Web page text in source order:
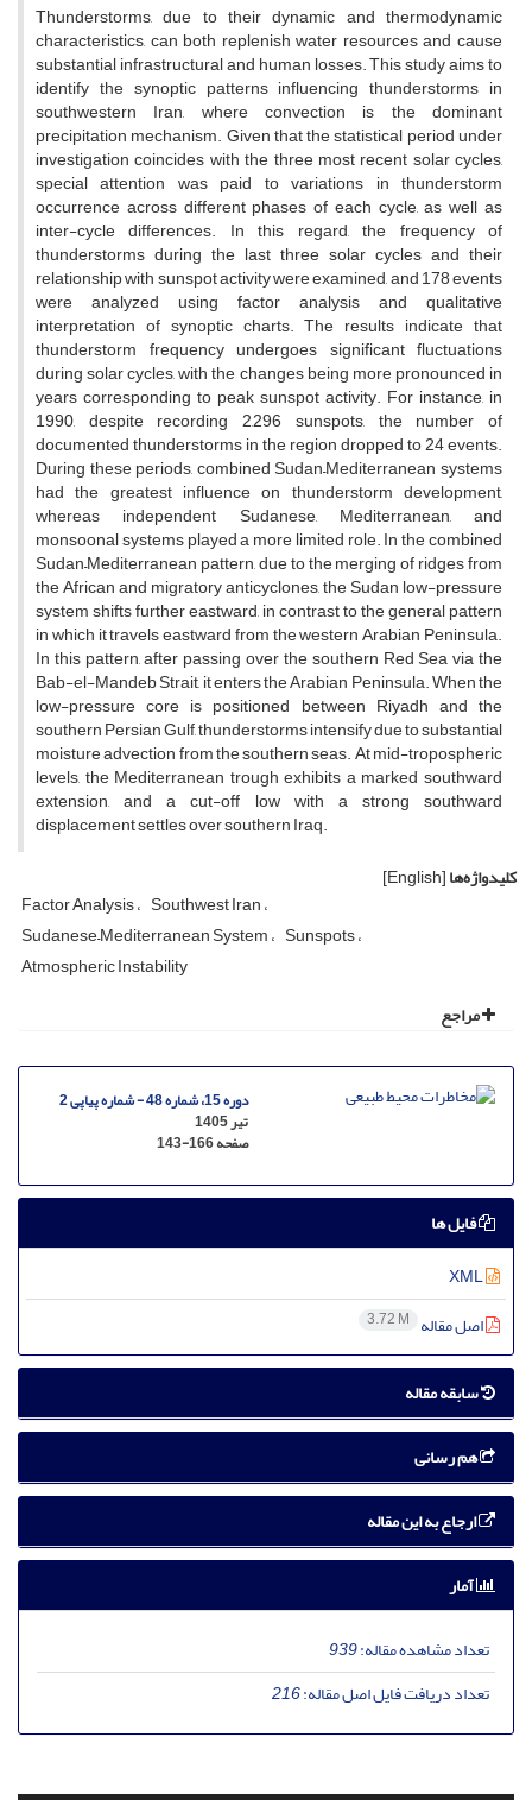
Thunderstorms, due to their dynamic and thermodynamic
characteristics, can both replenish water resources and cause
substantial infrastructural and human losses. This study aims to
identify the synoptic patterns influencing thunderstorms in
southwestern Iran, where convection is the dominant
precipitation mechanism. Given that the statistical period under
investigation coincides with the three most recent solar cycles,
special attention was paid to variations in thunderstorm
occurrence across different phases of each cycle, as well as
inter-cycle differences. In this regard, the frequency of
thunderstorms during the last three solar cycles and their
relationship with sunspot activity were examined, and 178 events
were analyzed using factor analysis and qualitative
interpretation of synoptic charts. The results indicate that
thunderstorm frequency undergoes significant fluctuations
during solar cycles, with the changes being more pronounced in
years corresponding to peak sunspot activity. For instance, in
1990, despite recording 2,296 sunspots, the number of
documented thunderstorms in the region dropped to 24 events.
During these periods, combined Sudan–Mediterranean systems
had the greatest influence on thunderstorm development,
whereas independent Sudanese, Mediterranean, and
monsoonal systems played a more limited role. In the combined
Sudan–Mediterranean pattern, due to the merging of ridges from
the African and migratory anticyclones, the Sudan low-pressure
system shifts further eastward, in contrast to the general pattern
in which it travels eastward from the western Arabian Peninsula.
In this pattern, after passing over the southern Red Sea via the
Bab-el-Mandeb Strait, it enters the Arabian Peninsula. When the
low-pressure core is positioned between Riyadh and the
southern Persian Gulf, thunderstorms intensify due to substantial
moisture advection from the southern seas. At mid-tropospheric
levels, the Mediterranean trough exhibits a marked southward
extension, and a cut-off low with a strong southward
displacement settles over southern Iraq.
کلیدواژه‌ها[English]
Factor Analysis Southwest Iran
Sudanese–Mediterranean System Sunspots
Atmospheric Instability
مراجع
دوره 15، شماره 48 - شماره پیاپی 2
تیر 1405
صفحه143-166
فایل ها
اصل مقاله 3.72 M
سابقه مقاله
هم رسانی
ارجاع به این مقاله
آمار
تعداد مشاهده مقاله:939
تعداد دریافت فایل اصل مقاله:216